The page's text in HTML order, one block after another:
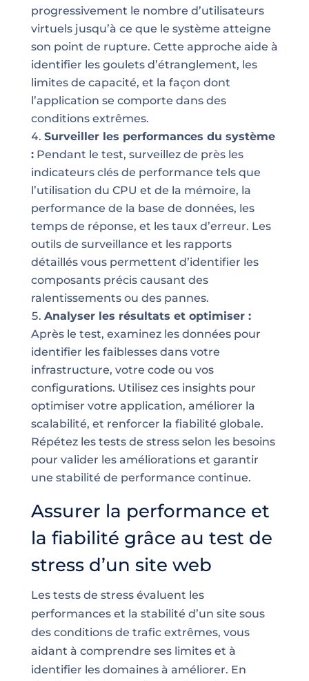
progressivement le nombre d’utilisateurs
virtuels jusqu’à ce que le système atteigne
son point de rupture. Cette approche aide à
identifier les goulets d’étranglement, les
limites de capacité, et la façon dont
l’application se comporte dans des
conditions extrêmes.
Surveiller les performances du système
:Pendant le test, surveillez de près les
indicateurs clés de performance tels que
l’utilisation du CPU et de la mémoire, la
performance de la base de données, les
temps de réponse, et les taux d’erreur. Les
outils de surveillance et les rapports
détaillés vous permettent d’identifier les
composants précis causant des
ralentissements ou des pannes.
Analyser les résultats et optimiser :
Après le test, examinez les données pour
identifier les faiblesses dans votre
infrastructure, votre code ou vos
configurations. Utilisez ces insights pour
optimiser votre application, améliorer la
scalabilité, et renforcer la fiabilité globale.
Répétez les tests de stress selon les besoins
pour valider les améliorations et garantir
une stabilité de performance continue.
Assurer la performance et
la fiabilité grâce au test de
stress d’un site web
Les tests de stress évaluent les
performances et la stabilité d’un site sous
des conditions de trafic extrêmes, vous
aidant à comprendre ses limites et à
identifier les domaines à améliorer. En